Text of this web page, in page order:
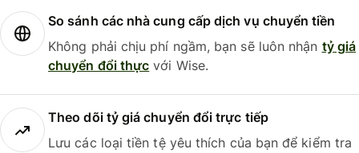
So sánh các nhà cung cấp dịch vụ chuyển tiền
Không phải chịu phí ngầm, bạn sẽ luôn nhận tỷ giá
chuyển đổi thực với Wise.
Theo dõi tỷ giá chuyển đổi trực tiếp
Lưu các loại tiền tệ yêu thích của bạn để kiểm tra